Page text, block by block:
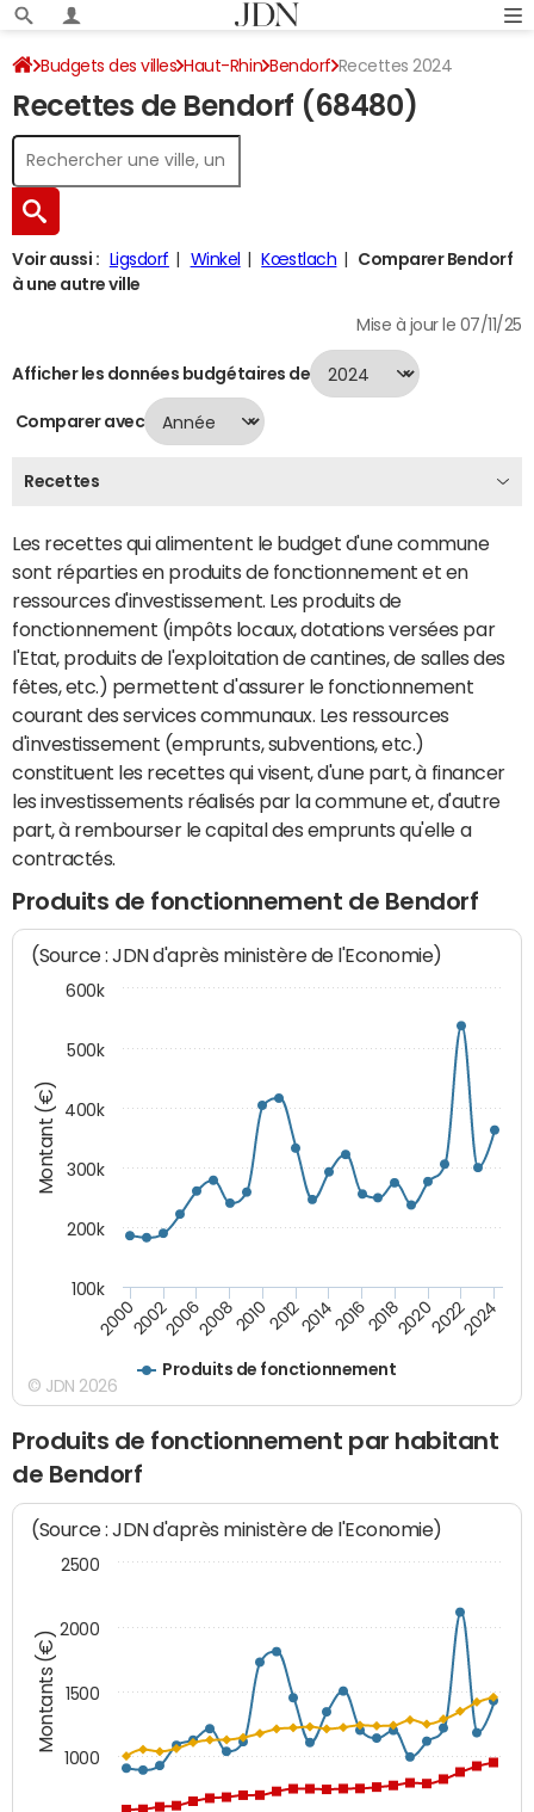
Budgets des villes Haut-Rhin Bendorf Recettes 2024
Recettes de Bendorf (68480)
Voir aussi : Ligsdorf Winkel Kœstlach
Comparer Bendorf
à une autre ville
Mise à jour le 07/11/25
Afficher les données budgétaires de
Comparer avec
Recettes
Les recettes qui alimentent le budget d'une commune
sont réparties en produits de fonctionnement et en
ressources d'investissement. Les produits de
fonctionnement (impôts locaux, dotations versées par
l'Etat, produits de l'exploitation de cantines, de salles des
fêtes, etc.) permettent d'assurer le fonctionnement
courant des services communaux. Les ressources
d'investissement (emprunts, subventions, etc.)
constituent les recettes qui visent, d'une part, à financer
les investissements réalisés par la commune et, d'autre
part, à rembourser le capital des emprunts qu'elle a
contractés.
Produits de fonctionnement de Bendorf
Montant (€)
(Source : JDN d'après ministère de l'Economie)
Produits de fonctionnement
200020022006200820102012201420162018202020222024
100k
200k
300k
400k
500k
600k
© JDN 2026
Produits de fonctionnement par habitant
de Bendorf
Montants (€)
(Source : JDN d'après ministère de l'Economie)
1000
1500
2000
2500